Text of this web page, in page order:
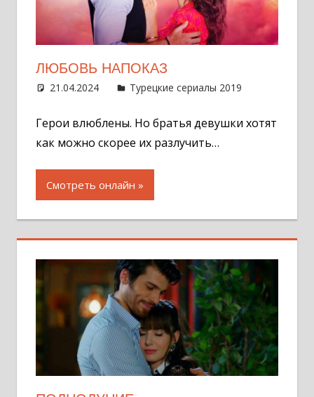
ЛЮБОВЬ НАПОКАЗ
21.04.2024 Администратор
Турецкие сериалы 2019
Герои влюблены. Но братья девушки хотят
как можно скорее их разлучить…
Смотреть онлайн